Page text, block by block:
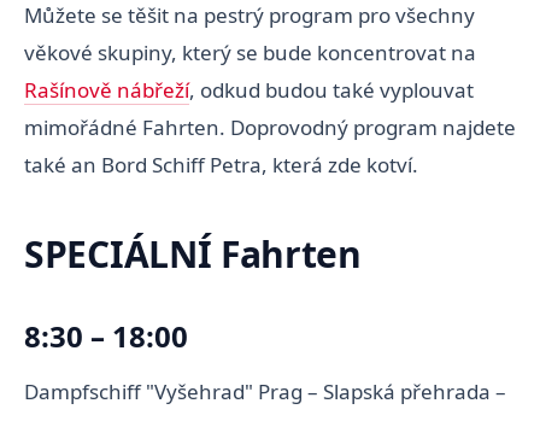
Můžete se těšit na pestrý program pro všechny
věkové skupiny, který se bude koncentrovat na
Rašínově nábřeží, odkud budou také vyplouvat
mimořádné Fahrten. Doprovodný program najdete
také an Bord Schiff Petra, která zde kotví.
SPECIÁLNÍ Fahrten
8:30 – 18:00
Dampfschiff "Vyšehrad" Prag – Slapská přehrada –